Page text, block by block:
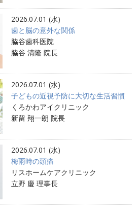
2026.07.01 (水)
歯と脳の意外な関係
脇谷歯科医院
脇谷 清隆 院長
2026.07.01 (水)
子どもの近視予防に大切な生活習慣
くろかわアイクリニック
新留 翔一朗 院長
2026.07.01 (水)
梅雨時の頭痛
リスホームケアクリニック
立野 慶 理事長